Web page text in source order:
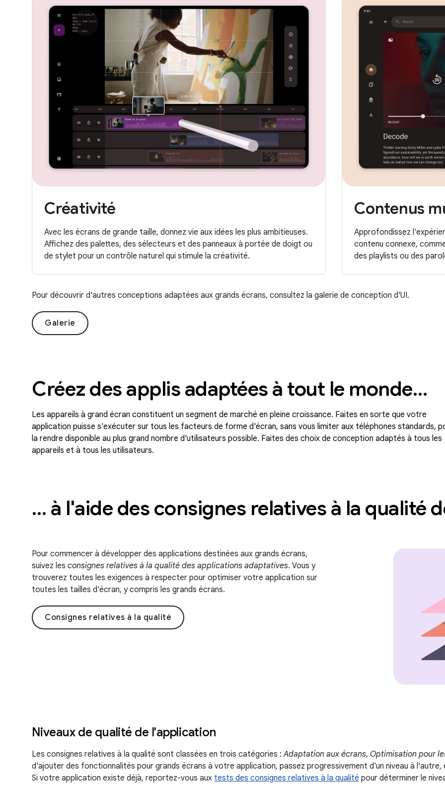
Créativité
Avec les écrans de grande taille, donnez vie aux idées les plus ambitieuses.
Affichez des palettes, des sélecteurs et des panneaux à portée de doigt ou
de stylet pour un contrôle naturel qui stimule la créativité.
Contenus
Approfondissez
contenu connexe,
des playlists ou des
Pour découvrir d'autres conceptions adaptées aux grands écrans, consultez la galerie de conception d'UI.
Galerie
Créez des applis adaptées à tout le monde…
Les appareils à grand écran constituent un segment de marché en pleine croissance. Faites en sorte que votre
application puisse s'exécuter sur tous les facteurs de forme d'écran, sans vous limiter aux téléphones standards,
la rendre disponible au plus grand nombre d'utilisateurs possible. Faites des choix de conception adaptés à tous les
appareils et à tous les utilisateurs.
… à l'aide des consignes relatives à la qualité
Pour commencer à développer des applications destinées aux grands écrans,
suivez les consignes relatives à la qualité des applications adaptatives. Vous y
trouverez toutes les exigences à respecter pour optimiser votre application sur
toutes les tailles d'écran, y compris les grands écrans.
Consignes relatives à la qualité
Niveaux de qualité de l'application
Les consignes relatives à la qualité sont classées en trois catégories :Adaptation aux écrans, Optimisation pour
d'ajouter des fonctionnalités pour grands écrans à votre application, passez progressivement d'un niveau à
Si votre application existe déjà, reportez-vous aux tests des consignes relatives à la qualité pour déterminer le